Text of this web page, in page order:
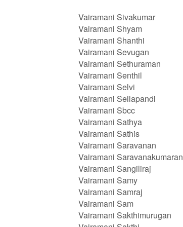
Vairamani Sivakumar
Vairamani Shyam
Vairamani Shanthi
Vairamani Sevugan
Vairamani Sethuraman
Vairamani Senthil
Vairamani Selvi
Vairamani Sellapandi
Vairamani Sbcc
Vairamani Sathya
Vairamani Sathis
Vairamani Saravanan
Vairamani Saravanakumaran
Vairamani Sangiliraj
Vairamani Samy
Vairamani Samraj
Vairamani Sam
Vairamani Sakthimurugan